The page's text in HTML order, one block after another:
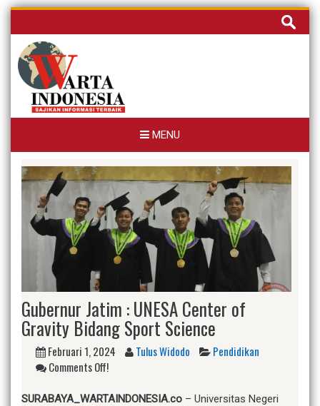
Skip
content
Cari
untuk:
MENU
Gubernur Jatim : UNESA Center of
Gravity Bidang Sport Science
Februari 1, 2024 Tulus Widodo
Pendidikan
Comments Off!
SURABAYA_WARTAINDONESIA.co – Universitas Negeri